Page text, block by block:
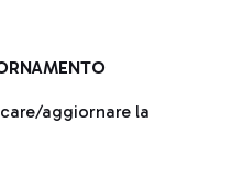
aggiornare la